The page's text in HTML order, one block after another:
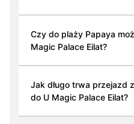
Czy do plaży Papaya
Magic Palace Eilat?
Jak długo trwa przejazd
do U Magic Palace Eilat?